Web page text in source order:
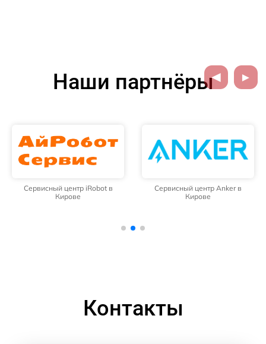
Наши партнёры
Сервисный центр iRobot в
Кирове
Сервисный центр Anker в
Кирове
Контакты